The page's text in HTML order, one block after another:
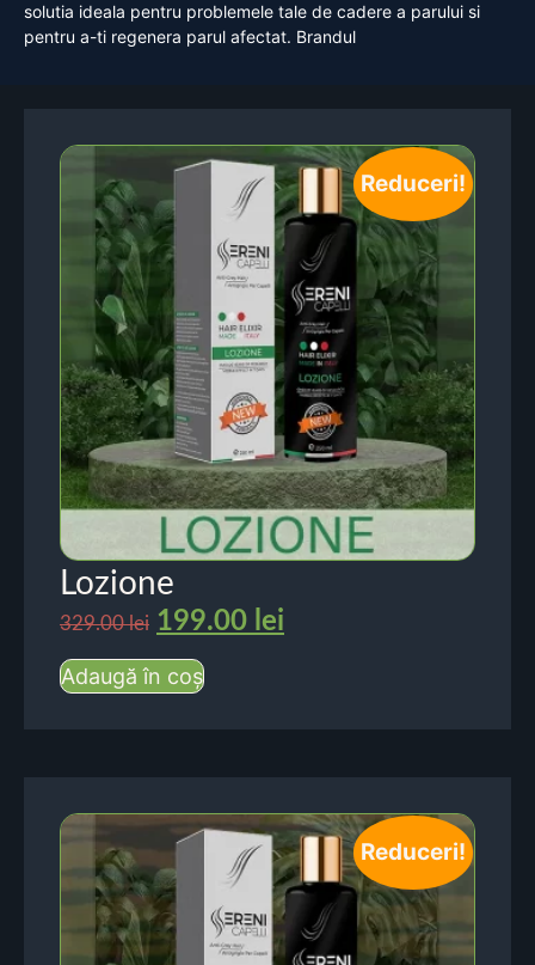
solutia ideala pentru problemele tale de cadere a parului si
pentru a-ti regenera parul afectat. Brandul
Reduceri!
Lozione
329.00lei 199.00 lei
Adaugă în coș
Reduceri!